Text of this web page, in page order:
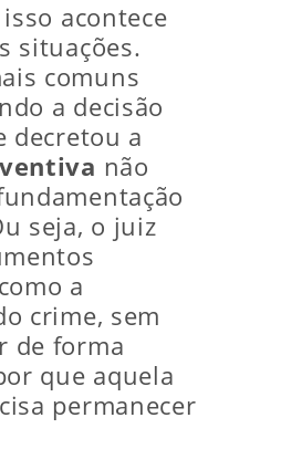
acontece
situações.
comuns
a decisão
decretou a
não
seja, o juiz
a
crime, sem
de forma
que aquela
permanecer